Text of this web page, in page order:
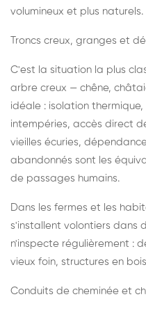
volumineux et plus naturels.
Troncs creux, granges et
C'est la situation la plus
arbre creux — chêne,
idéale : isolation
intempéries, accès direct
vieilles écuries,
abandonnés sont les
de passages humains.
Dans les fermes et les
s'installent volontiers dans
n'inspecte régulièrement :
vieux foin, structures en
Conduits de cheminée et